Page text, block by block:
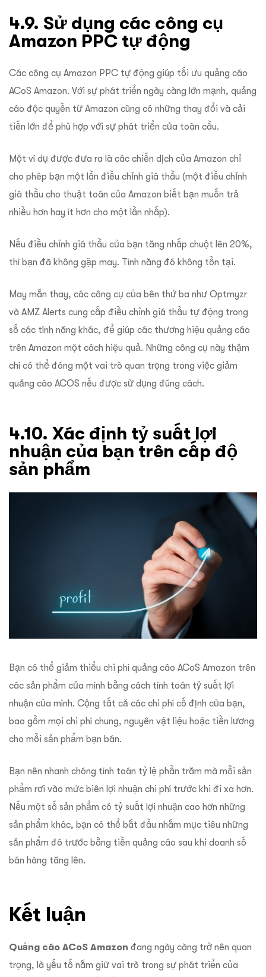
4.9. Sử dụng các công cụ
Amazon PPC tự động
Các công cụ Amazon PPC tự động giúp tối ưu quảng cáo
ACoS Amazon. Với sự phát triển ngày càng lớn mạnh, quảng
cáo độc quyền từ Amazon cũng có những thay đổi và cải
tiến lớn để phù hợp với sự phát triển của toàn cầu.
Một ví dụ được đưa ra là các chiến dịch của Amazon chỉ
cho phép bạn một lần điều chỉnh giá thầu (một điều chỉnh
giá thầu cho thuật toán của Amazon biết bạn muốn trả
nhiều hơn hay ít hơn cho một lần nhấp).
Nếu điều chỉnh giá thầu của bạn tăng nhấp chuột lên 20%,
thì bạn đã không gặp may. Tính năng đó không tồn tại.
May mắn thay, các công cụ của bên thứ ba như Optmyzr
và AMZ Alerts cung cấp điều chỉnh giá thầu tự động trong
số các tính năng khác, để giúp các thương hiệu quảng cáo
trên Amazon một cách hiệu quả. Những công cụ này thậm
chí có thể đóng một vai trò quan trọng trong việc giảm
quảng cáo ACOS nếu được sử dụng đúng cách.
4.10. Xác định tỷ suất lợi
nhuận của bạn trên cấp độ
sản phẩm
Bạn có thể giảm thiểu chi phí quảng cáo ACoS Amazon trên
các sản phẩm của mình bằng cách tính toán tỷ suất lợi
nhuận của mình. Cộng tất cả các chi phí cố định của bạn,
bao gồm mọi chi phí chung, nguyên vật liệu hoặc tiền lương
cho mỗi sản phẩm bạn bán.
Bạn nên nhanh chóng tính toán tỷ lệ phần trăm mà mỗi sản
phẩm rơi vào mức biên lợi nhuận chi phí trước khi đi xa hơn.
Nếu một số sản phẩm có tỷ suất lợi nhuận cao hơn những
sản phẩm khác, bạn có thể bắt đầu nhắm mục tiêu những
sản phẩm đó trước bằng tiền quảng cáo sau khi doanh số
bán hàng tăng lên.
Kết luận
Quảng cáo ACoS Amazon đang ngày càng trở nên quan
trọng, là yếu tố nắm giữ vai trò trong sự phát triển của